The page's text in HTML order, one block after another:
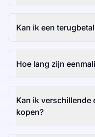
Kan ik een
Hoe lang zijn
Kan ik verschillende
kopen?